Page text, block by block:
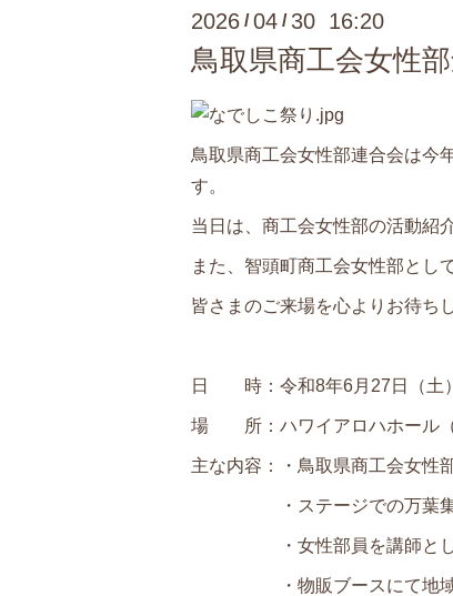
2026 /04 / 30 16:20
鳥取県商工会女性
鳥取県商工会女性部連合会は今
す。
当日は、商工会女性部の活動紹
また、智頭町商工会女性部とし
皆さまのご来場を心よりお待ち
日 時：令和8年6月27日（土
場 所：ハワイアロハホール（
主な内容：・鳥取県商工会女性
・ステージでの万葉集朗
・女性部員を講師とし
・物販ブースにて地域